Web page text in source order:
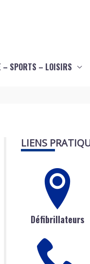
– SPORTS – LOISIRS
LIENS
Défibrillateurs